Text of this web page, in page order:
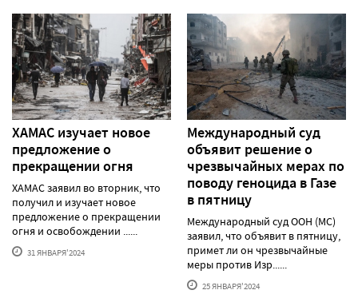
ХАМАС изучает новое
предложение о
прекращении огня
ХАМАС заявил во вторник, что
получил и изучает новое
предложение о прекращении
огня и освобождении ......
31 ЯНВАРЯ'2024
Международный суд
объявит решение о
чрезвычайных мерах по
поводу геноцида в Газе
в пятницу
Международный суд ООН (МС)
заявил, что объявит в пятницу,
примет ли он чрезвычайные
меры против Изр......
25 ЯНВАРЯ'2024